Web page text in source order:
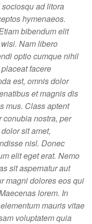
ad litora
hymenaeos.
bibendum elit
Nam libero
optio cumque nihil
facere
est, omnis dolor
et magnis dis
mus. Class aptent
conubia nostra, per
sit amet,
nisl. Donec
elit eget erat. Nemo
sit aspernatur aut
magni dolores eos qui
lorem. In
mauris vitae
voluptatem quia